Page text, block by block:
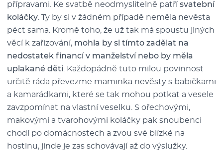
přípravami. Ke svatbě neodmyslitelně patří svatební
koláčky . Ty by si v žádném případě neměla nevěsta
péct sama. Kromě toho, že už tak má spoustu jiných
věcí k zařizování, mohla by si tímto zadělat na
nedostatek financí v manželství nebo by měla
uplakané děti . Každopádně tuto milou povinnost
určitě ráda převezme maminka nevěsty s babičkami
a kamarádkami, které se tak mohou potkat a vesele
zavzpomínat na vlastní veselku. S ořechovými,
makovými a tvarohovými koláčky pak snoubenci
chodí po domácnostech a zvou své blízké na
hostinu, jinde je zas schovávají až do výslužky.